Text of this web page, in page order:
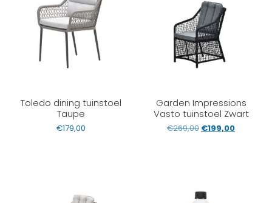
Toledo dining tuinstoel
Taupe
€179,00
Garden Impressions
Vasto tuinstoel Zwart
€269,00 €199,00